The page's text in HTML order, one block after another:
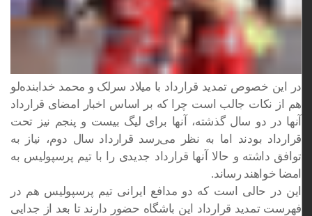
در این خصوص تمدید قرارداد با میلاد سرلک و محمد خدابنده‌لو
هم از نکات جالب است چرا که بر اساس اخبار امضای قرارداد
آنها در دو سال گذشته، آنها برای لیگ بیست و پنجم نیز تحت
قرارداد بودند اما به نظر می‌رسد قرارداد سال دوم، نیاز به
توافق داشته و حالا آنها قرارداد جدیدی را با تیم پرسپولیس به
امضا خواهند رساند.
این در حالی است که دو مدافع ایرانی تیم پرسپولیس هم در
فهرست تمدید قرارداد این باشگاه حضور دارند تا بعد از جدایی